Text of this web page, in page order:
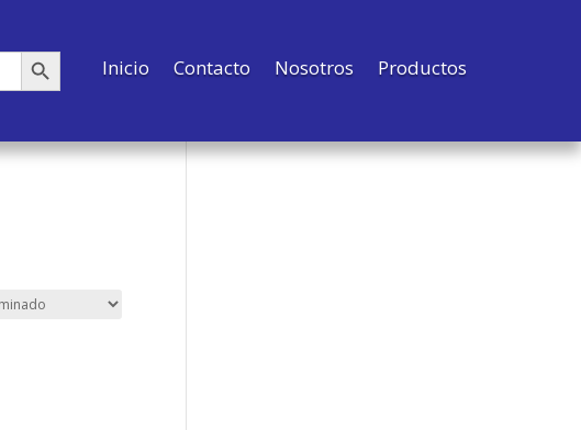
Botón de búsqueda
Inicio Contacto Nosotros Productos